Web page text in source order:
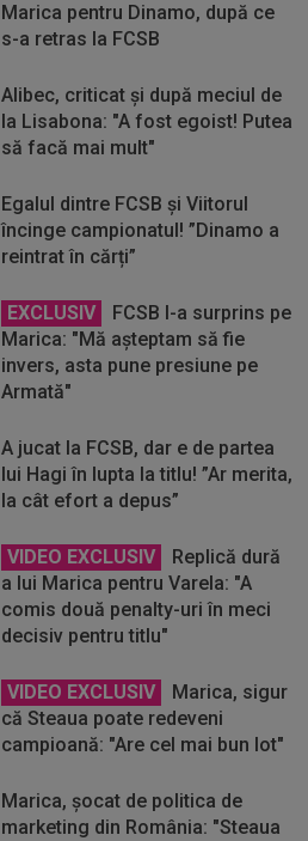
Marica pentru Dinamo, după ce
s-a retras la FCSB
Alibec, criticat și după meciul de
la Lisabona: "A fost egoist! Putea
să facă mai mult"
Egalul dintre FCSB și Viitorul
încinge campionatul! ”Dinamo a
reintrat în cărți”
EXCLUSIV
FCSB l-a surprins pe
Marica: "Mă așteptam să fie
invers, asta pune presiune pe
Armată"
A jucat la FCSB, dar e de partea
lui Hagi în lupta la titlu! ”Ar merita,
la cât efort a depus”
VIDEO EXCLUSIV
Replică dură
a lui Marica pentru Varela: "A
comis două penalty-uri în meci
decisiv pentru titlu"
VIDEO EXCLUSIV
Marica, sigur
că Steaua poate redeveni
campioană: "Are cel mai bun lot"
Marica, șocat de politica de
marketing din România: "Steaua